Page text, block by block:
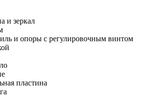
и зеркал
и опоры с регулировочным винтом
пластина